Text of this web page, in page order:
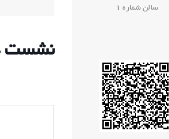
سالن شماره 1
نشست